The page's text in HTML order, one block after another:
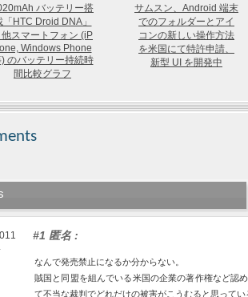
バッテリー搭
「HTC Droid DNA」
他スマートフォン (iP
Windows Phone
のバッテリー持続時
間比較グラフ
サムスン、Android 端末
でのフォルダーとアイ
コンの新しい操作方法
を米国にて特許申請、
新型 UI を開発中
#1 匿名 :
なんで発売禁止になるか分からない。
賊国と同盟を組んでいる米国の企業の著作権など認
て不当な裁判でどれだけの被害がこうむると思ってい